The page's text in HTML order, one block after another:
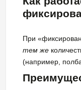
При
тем же
(например,